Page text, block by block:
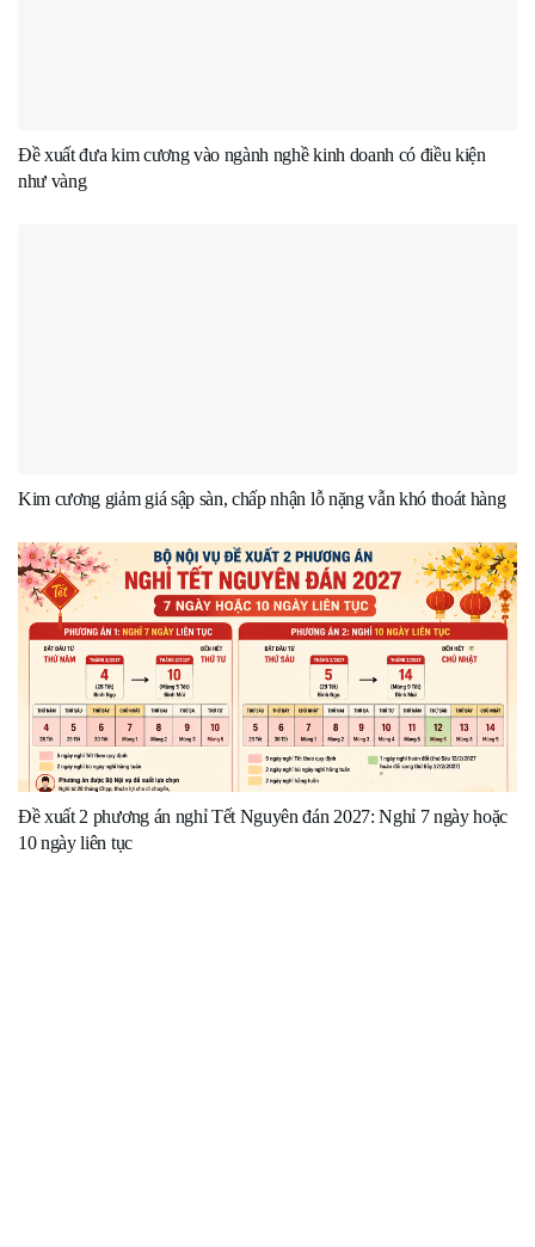
Đề xuất đưa kim cương vào ngành nghề kinh doanh có điều kiện
như vàng
Kim cương giảm giá sập sàn, chấp nhận lỗ nặng vẫn khó thoát hàng
Đề xuất 2 phương án nghỉ Tết Nguyên đán 2027: Nghỉ 7 ngày hoặc
10 ngày liên tục